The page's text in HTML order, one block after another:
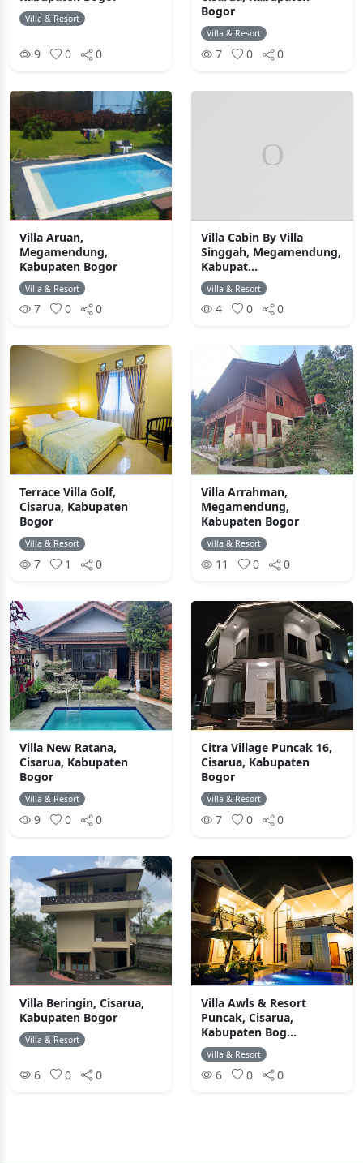
Villa & Resort
9 0 0
Bogor
Villa & Resort
7 0 0
Villa Aruan,
Megamendung,
Kabupaten Bogor
Villa & Resort
7 0 0
Villa Cabin By Villa
Singgah, Megamendung,
Kabupat...
Villa & Resort
4 0 0
Terrace Villa Golf,
Cisarua, Kabupaten
Bogor
Villa & Resort
7 1 0
Villa Arrahman,
Megamendung,
Kabupaten Bogor
Villa & Resort
11 0 0
Villa New Ratana,
Cisarua, Kabupaten
Bogor
Villa & Resort
9 0 0
Citra Village Puncak 16,
Cisarua, Kabupaten
Bogor
Villa & Resort
7 0 0
Villa Beringin, Cisarua,
Kabupaten Bogor
Villa & Resort
6 0 0
Villa Awls & Resort
Puncak, Cisarua,
Kabupaten Bog...
Villa & Resort
6 0 0